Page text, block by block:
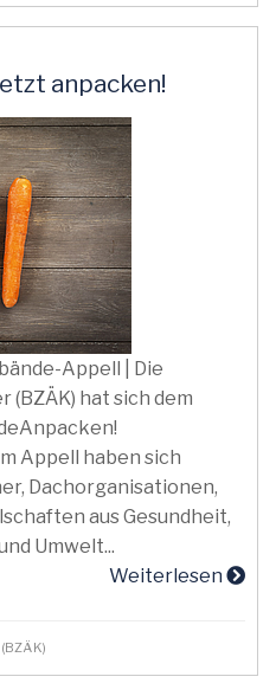
anpacken!
Appell | Die
(BZÄK) hat sich dem
Appell haben sich
Dachorganisationen,
aus Gesundheit,
Umwelt...
Weiterlesen